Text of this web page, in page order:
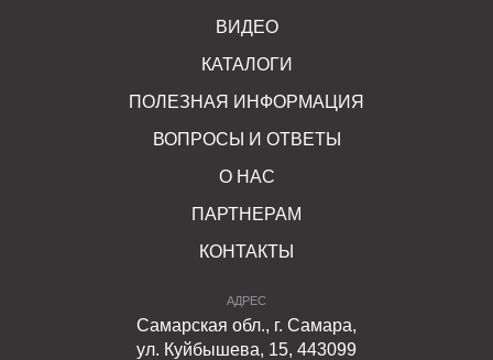
ВИДЕО
КАТАЛОГИ
ПОЛЕЗНАЯ ИНФОРМАЦИЯ
ВОПРОСЫ И ОТВЕТЫ
О НАС
ПАРТНЕРАМ
КОНТАКТЫ
АДРЕС
Самарская обл., г. Самара,
ул. Куйбышева, 15, 443099